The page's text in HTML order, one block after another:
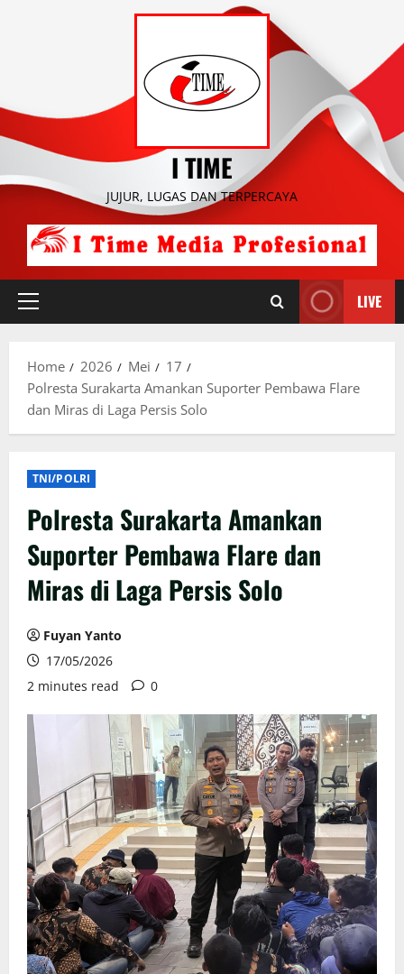
I TIME
JUJUR, LUGAS DAN TERPERCAYA
Primary
LIVE
Home 2026 Mei
17
Polresta Surakarta Amankan Suporter Pembawa Flare
dan Miras di Laga Persis Solo
TNI/POLRI
Polresta Surakarta Amankan
Suporter Pembawa Flare dan
Miras di Laga Persis Solo
Fuyan Yanto
17/05/2026
2 minutes read
0